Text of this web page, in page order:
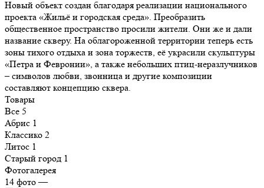
Новый объект создан благодаря реализации национального
проекта «Жильё и городская среда». Преобразить
общественное пространство просили жители. Они же и дали
название скверу. На облагороженной территории теперь есть
зоны тихого отдыха и зона торжеств, её украсили скульптуры
«Петра и Февронии», а также небольших птиц-неразлучников
– символов любви, звонница и другие композиции
составляют концепцию сквера.
Товары
Все 5
Абрис 1
Классико 2
Литос 1
Старый город 1
Фотогалерея
14 фото—